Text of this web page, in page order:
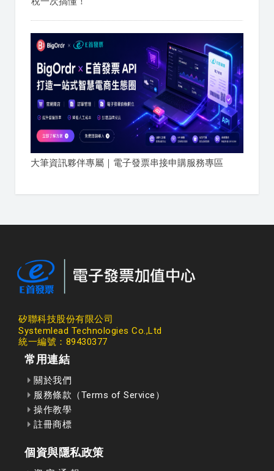
大筆資訊夥伴專屬｜電子發票串接申購服務專區
矽聯科技股份有限公司
Systemlead Technologies Co.,Ltd
統一編號：89430377
常用連結
關於我們
服務條款（Terms of Service）
操作教學
註冊商標
個資與隱私政策